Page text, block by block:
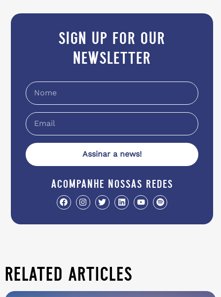
sign up for our
newsletter
Assinar a news!
acompanhe nossas redes
related articles